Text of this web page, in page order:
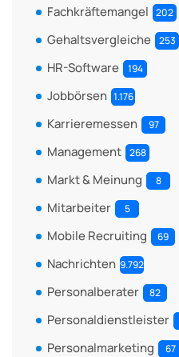
Fachkräftemangel 202
Gehaltsvergleiche 253
HR-Software 194
Jobbörsen 1.176
Karrieremessen 97
Management 268
Markt & Meinung 8
Mitarbeiter 5
Mobile Recruiting 69
Nachrichten 9.792
Personalberater 82
Personaldienstleister
Personalmarketing 67